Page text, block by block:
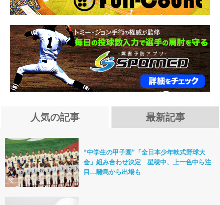
人気の記事 最新記事
“中学生の甲子園”「全日本少年軟式野球大
会」組み合わせ決定 星稜中、上一色中ら注
目…離島から出場も